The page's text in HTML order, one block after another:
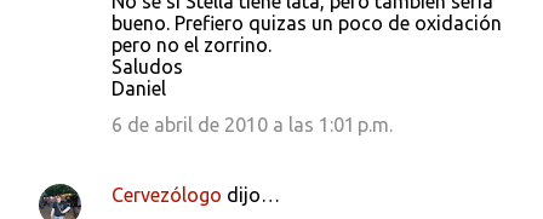
bueno. Prefiero quizas un poco de oxidación
pero no el zorrino.
Saludos
Daniel
6 de abril de 2010 a las 1:01 p.m.
Cervezólogo dijo…